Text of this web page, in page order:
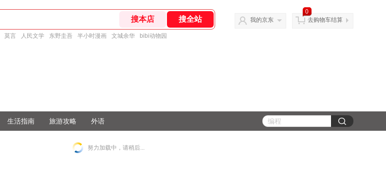
莫言 人民文学 东野圭吾 半小时漫画 文城余华 bibi动物园
我的京东
0
去购物车结算
生活指南 旅游攻略 外语
努力加载中，请稍后...